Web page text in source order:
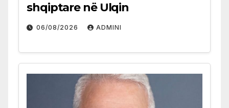
shqiptare në Ulqin
06/08/2026 ADMINI